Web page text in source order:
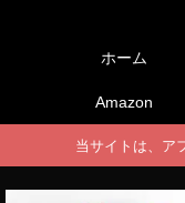
ホーム
Amazon
当サイトは、ア